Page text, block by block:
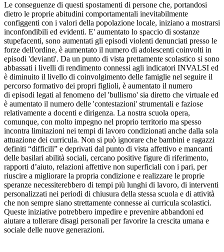
Le conseguenze di questi spostamenti di persone che, portandosi
dietro le proprie abitudini comportamentali inevitabilmente
configgenti con i valori della popolazione locale, iniziano a mostrarsi
inconfondibili ed evidenti. E' aumentato lo spaccio di sostanze
stupefacenti, sono aumentati gli episodi violenti denunciati presso le
forze dell'ordine, è aumentato il numero di adolescenti coinvolti in
episodi 'devianti'. Da un punto di vista prettamente scolastico si sono
abbassati i livelli di rendimento connessi agli indicatori INVALSI ed
è diminuito il livello di coinvolgimento delle famiglie nel seguire il
percorso formativo dei propri figlioli, è aumentato il numero
di episodi legati al fenomeno del 'bullismo' sia diretto che virtuale ed
è aumentato il numero delle 'contestazioni' strumentali e faziose
relativamente a docenti e dirigenza. La nostra scuola opera,
comunque, con molto impegno nel proprio territorio ma spesso
incontra limitazioni nei tempi di lavoro condizionati anche dalla sola
attuazione dei curricula. Non si può ignorare che bambini e ragazzi
definiti “difficili” e deprivati dal punto di vista affettivo e mancanti
delle basilari abilità sociali, cercano positive figure di riferimento,
rapporti d’aiuto, relazioni affettive non superficiali con i pari, per
riuscire a migliorare la propria condizione e realizzare le proprie
speranze necessiterebbero di tempi più lunghi di lavoro, di interventi
personalizzati nei periodi di chiusura della stessa scuola e di attività
che non sempre siano strettamente connesse ai curricula scolastici.
Queste iniziative potrebbero impedire e prevenire abbandoni ed
aiutare a tollerare disagi personali per favorire la crescita umana e
sociale delle nuove generazioni.